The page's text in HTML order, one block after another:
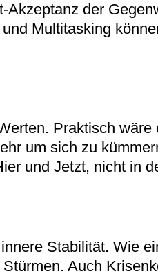
der
Multitasking
Praktisch wäre
um sich zu
und Jetzt, nicht in
Stabilität. Wie
Auch